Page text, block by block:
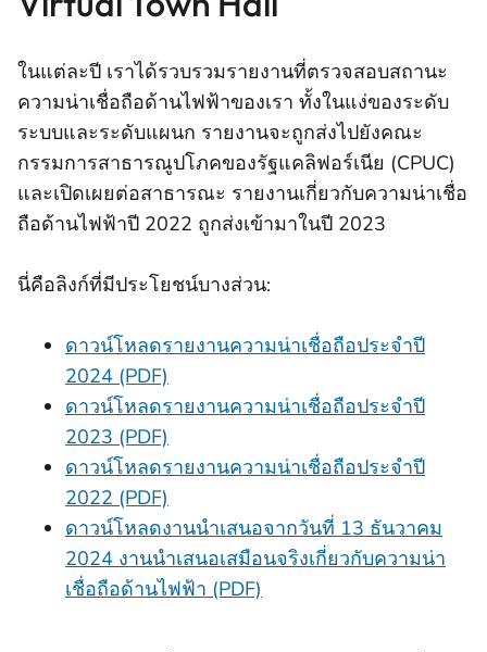
ในแต่ละปี เราได้รวบรวมรายงานที่ตรวจสอบสถานะ
ความน่าเชื่อถือด้านไฟฟ้าของเรา ทั้งในแง่ของระดับ
ระบบและระดับแผนก รายงานจะถูกส่งไปยังคณะ
กรรมการสาธารณูปโภคของรัฐแคลิฟอร์เนีย (CPUC)
และเปิดเผยต่อสาธารณะ รายงานเกี่ยวกับความน่าเชื่อ
ถือด้านไฟฟ้าปี 2022 ถูกส่งเข้ามาในปี 2023
นี่คือลิงก์ที่มีประโยชน์บางส่วน:
ดาวน์โหลดรายงานความน่าเชื่อถือประจําปี
2024 (PDF)
ดาวน์โหลดรายงานความน่าเชื่อถือประจําปี
2023 (PDF)
ดาวน์โหลดรายงานความน่าเชื่อถือประจําปี
2022 (PDF)
ดาวน์โหลดงานนําเสนอจากวันที่ 13 ธันวาคม
2024 งานนําเสนอเสมือนจริงเกี่ยวกับความน่า
เชื่อถือด้านไฟฟ้า (PDF)